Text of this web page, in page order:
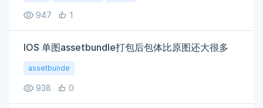
947 1
IOS 单图assetbundle打包后包体比原图还大很多
assetbunde
938 0